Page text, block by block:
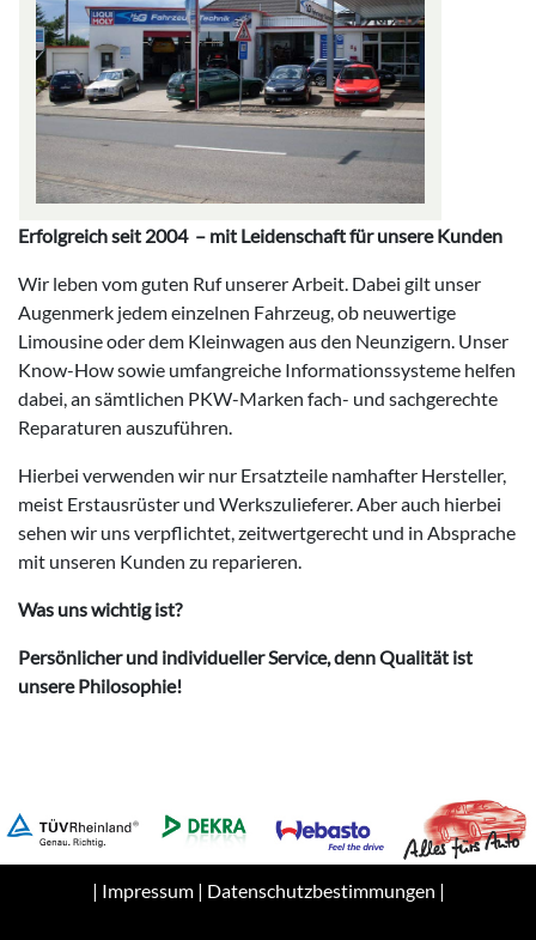
Erfolgreich seit 2004 – mit Leidenschaft für unsere Kunden
Wir leben vom guten Ruf unserer Arbeit. Dabei gilt unser
Augenmerk jedem einzelnen Fahrzeug, ob neuwertige
Limousine oder dem Kleinwagen aus den Neunzigern. Unser
Know-How sowie umfangreiche Informationssysteme helfen
dabei, an sämtlichen PKW-Marken fach- und sachgerechte
Reparaturen auszuführen.
Hierbei verwenden wir nur Ersatzteile namhafter Hersteller,
meist Erstausrüster und Werkszulieferer. Aber auch hierbei
sehen wir uns verpflichtet, zeitwertgerecht und in Absprache
mit unseren Kunden zu reparieren.
Was uns wichtig ist?
Persönlicher und individueller Service, denn Qualität ist
unsere Philosophie!
| Impressum| Datenschutzbestimmungen |